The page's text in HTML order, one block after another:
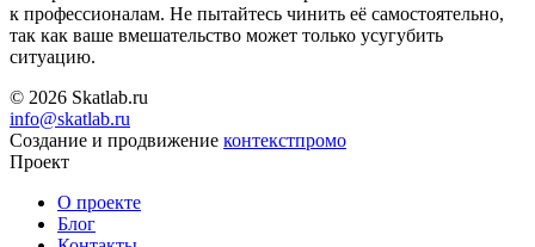
к профессионалам. Не пытайтесь чинить её самостоятельно,
так как ваше вмешательство может только усугубить
ситуацию.
© 2026 Skatlab.ru
info@skatlab.ru
Создание и продвижение контекстпромо
Проект
О проекте
Блог